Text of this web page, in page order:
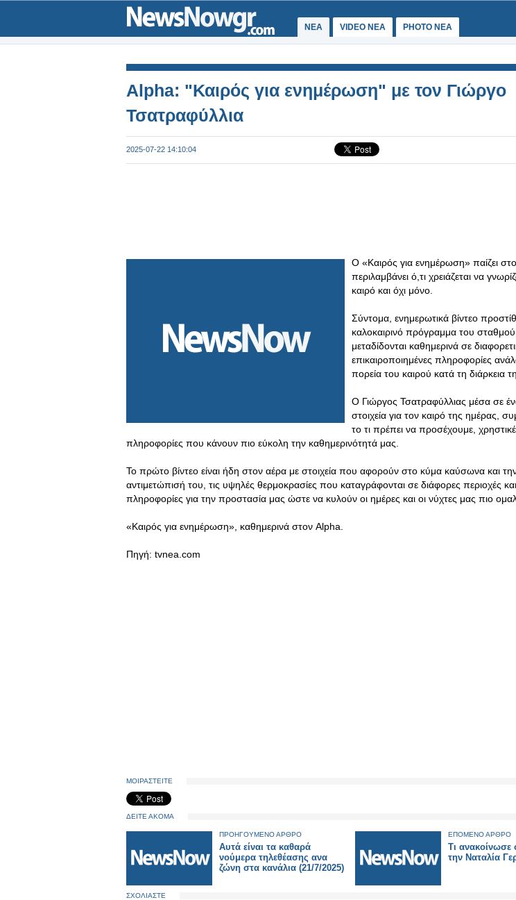
ΝΕΑ VIDEO NEA PHOTO NEA
Alpha: "Καιρός για ενημέρωση" με τον Γιώργο
Τσατραφύλλια
2025-07-22 14:10:04
Ο «Καιρός για ενημέρωση» παίζει
περιλαμβάνει ό,τι χρειάζεται να
καιρό και όχι μόνο.
Σύντομα, ενημερωτικά βίντεο
καλοκαιρινό πρόγραμμα του
μεταδίδονται καθημερινά σε
επικαιροποιημένες πληροφορίες
πορεία του καιρού κατά τη διάρκεια
Ο Γιώργος Τσατραφύλλιας μέσα σε
στοιχεία για τον καιρό της ημέρας,
το τι πρέπει να προσέχουμε,
πληροφορίες που κάνουν πιο εύκολη την καθημερινότητά μας.
Το πρώτο βίντεο είναι ήδη στον αέρα με στοιχεία που αφορούν στο κύμα καύσωνα και
αντιμετώπισή του, τις υψηλές θερμοκρασίες που καταγράφονται σε διάφορες περιοχές
πληροφορίες για την προστασία μας ώστε να κυλούν οι ημέρες και οι νύχτες μας πιο
«Καιρός για ενημέρωση», καθημερινά στον Alpha.
Πηγή: tvnea.com
ΜΟΙΡΑΣΤΕΙΤΕ
ΔΕΙΤΕ ΑΚΟΜΑ
ΠΡΟΗΓΟΥΜΕΝΟ ΑΡΘΡΟ
Αυτά είναι τα καθαρά
νούμερα τηλεθέασης ανα
ζώνη στα κανάλια (21/7/2025)
ΕΠΟΜΕΝΟ ΑΡΘΡΟ
Τι ανακοίνωσε
την Ναταλία
ΣΧΟΛΙΑΣΤΕ